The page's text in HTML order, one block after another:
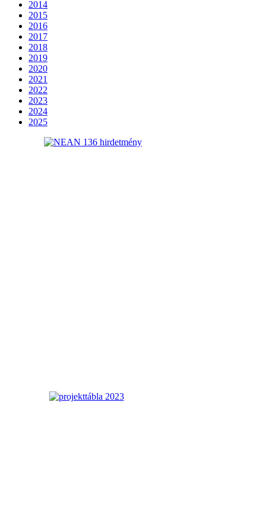
2014
2015
2016
2017
2018
2019
2020
2021
2022
2023
2024
2025